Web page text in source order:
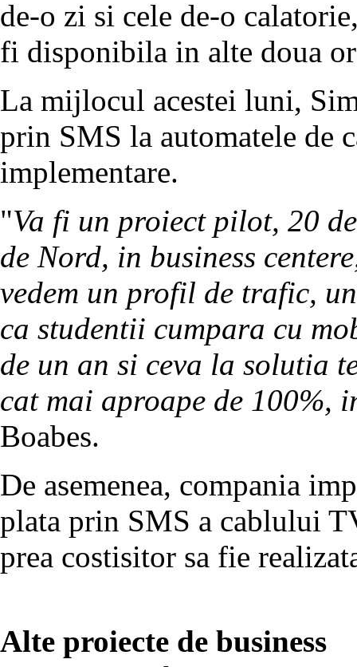
de-o zi si cele de-o
fi disponibila in alte doua
La mijlocul acestei luni,
prin SMS la automatele de
implementare.
"Va fi un proiect pilot, 20
de Nord, in business
vedem un profil de trafic,
ca studentii cumpara cu
de un an si ceva la solutia
cat mai aproape de 100%,
Boabes.
De asemenea, compania
plata prin SMS a cablului
prea costisitor sa fie
Alte proiecte de business